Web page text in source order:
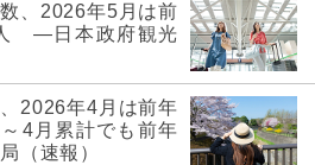
、2026年5月は前
―日本政府観光
2026年4月は前年
4月累計でも前年
（速報）